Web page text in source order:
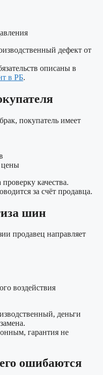
дефект от
описаны в
в РБ.
покупатель имеет
цены
качества.
за счёт продавца.
шин
продавец направляет
воздействия
деньги
гарантия не
ошибаются